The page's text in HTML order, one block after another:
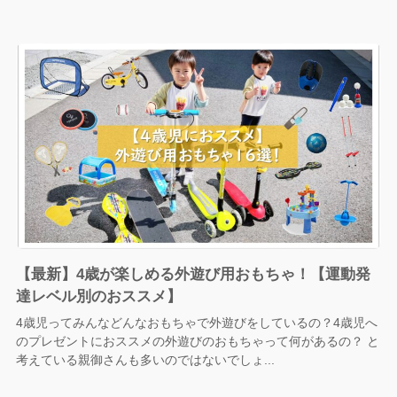
【最新】4歳が楽しめる外遊び用おもちゃ！【運動発
達レベル別のおススメ】
4歳児ってみんなどんなおもちゃで外遊びをしているの？4歳児へ
のプレゼントにおススメの外遊びのおもちゃって何があるの？ と
考えている親御さんも多いのではないでしょ...